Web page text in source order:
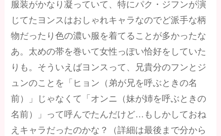
服装がかなり凝っていて、特にパク・ジフンが演
じてたヨンスはおしゃれキャラなのでど派手な柄
物だったり色の濃い服を着てることが多かったな
あ。太めの帯を巻いて女性っぽい恰好をしていた
りも。そういえばヨンスって、兄貴分のフンとジ
ュンのことを「ヒョン（弟が兄を呼ぶときの名
前）」じゃなくて「オンニ（妹が姉を呼ぶときの
名前）」って呼んでたんだけど…もしかしておね
えキャラだったのかな？（詳細は最後まで分から